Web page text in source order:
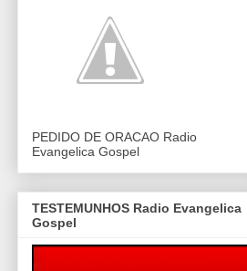
PEDIDO DE ORACAO Radio
Evangelica Gospel
TESTEMUNHOS Radio Evangelica
Gospel